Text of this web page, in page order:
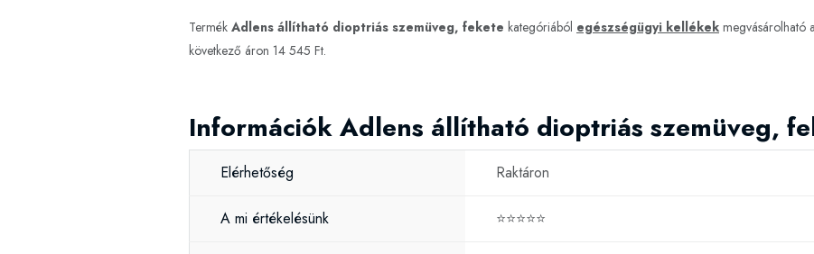
Termék Adlens állítható dioptriás szemüveg, fekete kategóriából egészségügyi kellékek megvásárolható
következő áron 14 545 Ft.
Információk Adlens állítható dioptriás szemüveg,
Elérhetőség Raktáron
A mi értékelésünk ⭐⭐⭐⭐⭐